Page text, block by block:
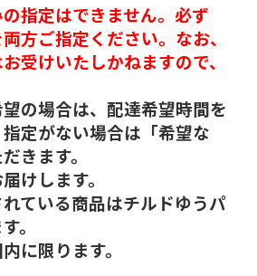
指定はできません。必ず
方ご指定ください。なお、
受けいたしかねますので、
の場合は、配達希望時間を
定がない場合は「希望な
きます。
けします。
ている商品はチルドゆうパ
。
に限ります。